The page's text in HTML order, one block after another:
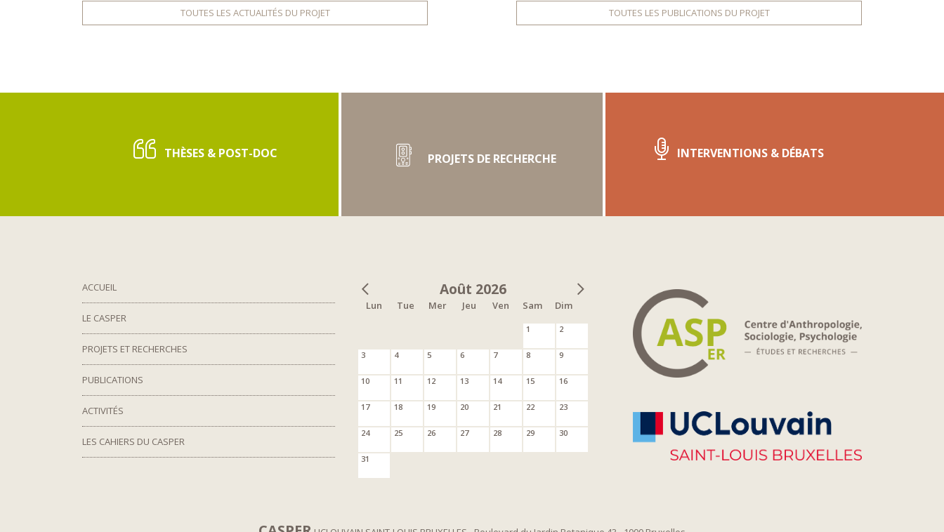
TOUTES LES ACTUALITÉS DU PROJET TOUTES LES PUBLICATIONS DU PROJET
THÈSES & POST-DOC PROJETS DE RECHERCHE INTERVENTIONS & DÉBATS
Août 2026
Lun Tue Mer Jeu Ven Sam Dim
1 2
3 4 5 6 7 8 9
10 11 12 13 14 15 16
17 18 19 20 21 22 23
24 25 26 27 28 29 30
31
ACCUEIL
LE CASPER
PROJETS ET RECHERCHES
PUBLICATIONS
ACTIVITÉS
LES CAHIERS DU CASPER